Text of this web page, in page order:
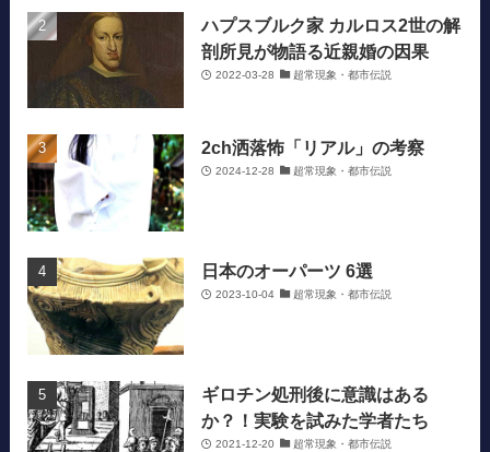
ハプスブルク家 カルロス2世の解
剖所見が物語る近親婚の因果
2022-03-28 超常現象・都市伝説
2ch洒落怖「リアル」の考察
2024-12-28 超常現象・都市伝説
日本のオーパーツ 6選
2023-10-04 超常現象・都市伝説
ギロチン処刑後に意識はある
か？！実験を試みた学者たち
2021-12-20 超常現象・都市伝説